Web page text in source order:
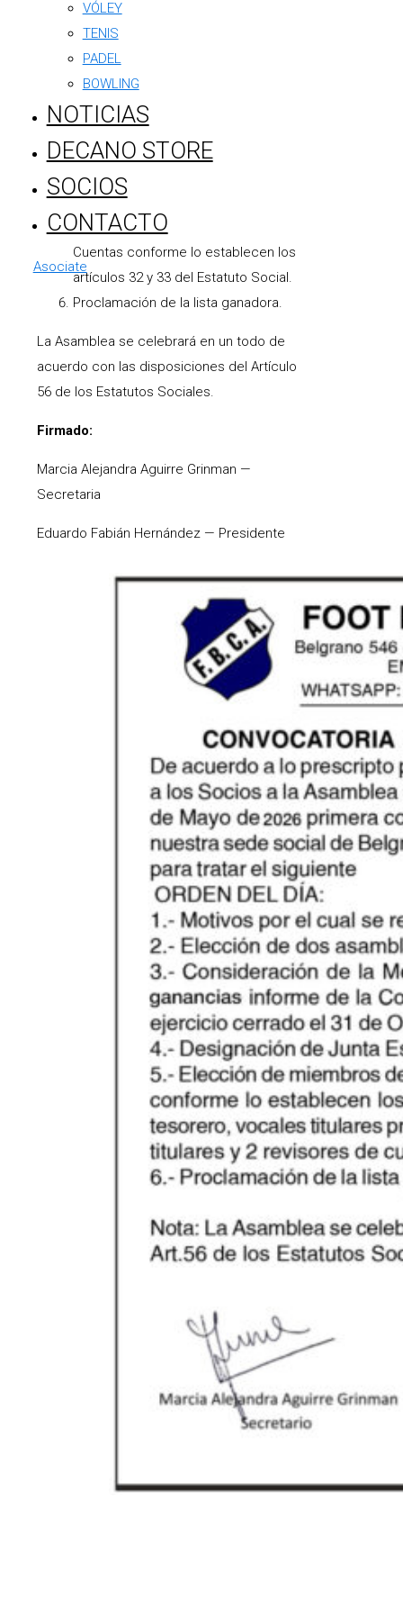
VÓLEY
TENIS
PADEL
BOWLING
NOTICIAS
DECANO STORE
SOCIOS
CONTACTO
Asociate
Consideración de la Memoria, Balance
General, Inventario, Cuenta de
Ganancias e informe de la Comisión
correspondiente al ejercicio cerrado
el 31 de octubre de 2025.
Designación de Junta Escrutadora.
Elección de miembros de Comisión
Directiva y Comisión Revisora de
Cuentas conforme lo establecen los
artículos 32 y 33 del Estatuto Social.
Proclamación de la lista ganadora.
La Asamblea se celebrará en un todo de
acuerdo con las disposiciones del Artículo
56 de los Estatutos Sociales.
Firmado:
Marcia Alejandra Aguirre Grinman —
Secretaria
Eduardo Fabián Hernández — Presidente